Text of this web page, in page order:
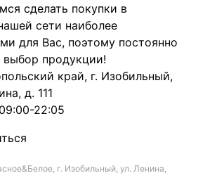
сделать покупки в
сети наиболее
для Вас, поэтому постоянно
продукции!
край, г. Изобильный,
д. 111
09:00-22:05
г. Изобильный, ул. Ленина,